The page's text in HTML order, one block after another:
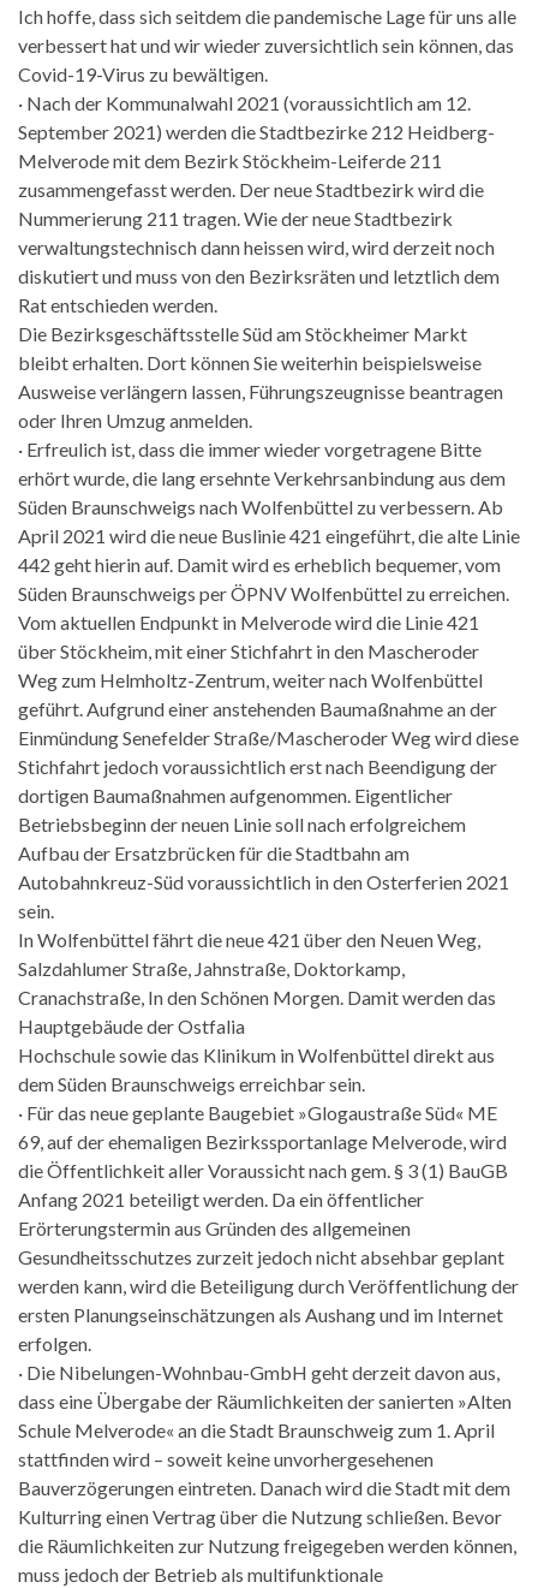
Ich hoffe, dass sich seitdem die pandemische Lage für uns alle
verbessert hat und wir wieder zuversichtlich sein können, das
Covid-19-Virus zu bewältigen.
· Nach der Kommunalwahl 2021 (voraussichtlich am 12.
September 2021) werden die Stadtbezirke 212 Heidberg-
Melverode mit dem Bezirk Stöckheim-Leiferde 211
zusammengefasst werden. Der neue Stadtbezirk wird die
Nummerierung 211 tragen. Wie der neue Stadtbezirk
verwaltungstechnisch dann heissen wird, wird derzeit noch
diskutiert und muss von den Bezirksräten und letztlich dem
Rat entschieden werden.
Die Bezirksgeschäftsstelle Süd am Stöckheimer Markt
bleibt erhalten. Dort können Sie weiterhin beispielsweise
Ausweise verlängern lassen, Führungszeugnisse beantragen
oder Ihren Umzug anmelden.
· Erfreulich ist, dass die immer wieder vorgetragene Bitte
erhört wurde, die lang ersehnte Verkehrsanbindung aus dem
Süden Braunschweigs nach Wolfenbüttel zu verbessern. Ab
April 2021 wird die neue Buslinie 421 eingeführt, die alte Linie
442 geht hierin auf. Damit wird es erheblich bequemer, vom
Süden Braunschweigs per ÖPNV Wolfenbüttel zu erreichen.
Vom aktuellen Endpunkt in Melverode wird die Linie 421
über Stöckheim, mit einer Stichfahrt in den Mascheroder
Weg zum Helmholtz-Zentrum, weiter nach Wolfenbüttel
geführt. Aufgrund einer anstehenden Baumaßnahme an der
Einmündung Senefelder Straße/Mascheroder Weg wird diese
Stichfahrt jedoch voraussichtlich erst nach Beendigung der
dortigen Baumaßnahmen aufgenommen. Eigentlicher
Betriebsbeginn der neuen Linie soll nach erfolgreichem
Aufbau der Ersatzbrücken für die Stadtbahn am
Autobahnkreuz-Süd voraussichtlich in den Osterferien 2021
sein.
In Wolfenbüttel fährt die neue 421 über den Neuen Weg,
Salzdahlumer Straße, Jahnstraße, Doktorkamp,
Cranachstraße, In den Schönen Morgen. Damit werden das
Hauptgebäude der Ostfalia
Hochschule sowie das Klinikum in Wolfenbüttel direkt aus
dem Süden Braunschweigs erreichbar sein.
· Für das neue geplante Baugebiet »Glogaustraße Süd« ME
69, auf der ehemaligen Bezirkssportanlage Melverode, wird
die Öffentlichkeit aller Voraussicht nach gem. § 3 (1) BauGB
Anfang 2021 beteiligt werden. Da ein öffentlicher
Erörterungstermin aus Gründen des allgemeinen
Gesundheitsschutzes zurzeit jedoch nicht absehbar geplant
werden kann, wird die Beteiligung durch Veröffentlichung der
ersten Planungseinschätzungen als Aushang und im Internet
erfolgen.
· Die Nibelungen-Wohnbau-GmbH geht derzeit davon aus,
dass eine Übergabe der Räumlichkeiten der sanierten »Alten
Schule Melverode« an die Stadt Braunschweig zum 1. April
stattfinden wird – soweit keine unvorhergesehenen
Bauverzögerungen eintreten. Danach wird die Stadt mit dem
Kulturring einen Vertrag über die Nutzung schließen. Bevor
die Räumlichkeiten zur Nutzung freigegeben werden können,
muss jedoch der Betrieb als multifunktionale